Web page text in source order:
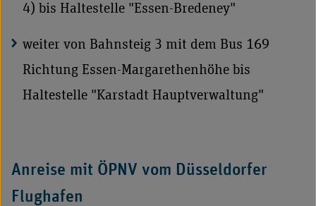
4) bis Haltestelle "Essen-Bredeney"
weiter von Bahnsteig 3 mit dem Bus 169
Richtung Essen-Margarethenhöhe bis
Haltestelle "Karstadt Hauptverwaltung"
Anreise mit ÖPNV vom Düsseldorfer
Flughafen